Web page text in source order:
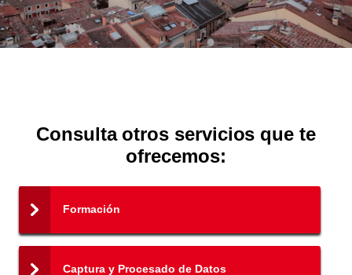
Consulta otros servicios que te
ofrecemos:
Formación
Captura y Procesado de Datos